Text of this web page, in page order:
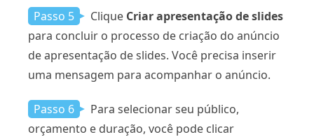
Passo 5 Clique Criar apresentação de slides
para concluir o processo de criação do anúncio
de apresentação de slides. Você precisa inserir
uma mensagem para acompanhar o anúncio.
Passo 6
Para selecionar seu público,
orçamento e duração, você pode clicar